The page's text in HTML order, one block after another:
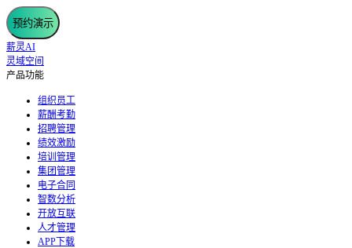
预约演示
薪灵AI
灵域空间
产品功能
组织员工
薪酬考勤
招聘管理
绩效激励
培训管理
集团管理
电子合同
智数分析
开放互联
人才管理
APP下载